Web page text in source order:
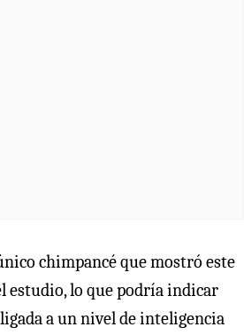
chimpancé que mostró este
estudio, lo que podría indicar
a un nivel de inteligencia